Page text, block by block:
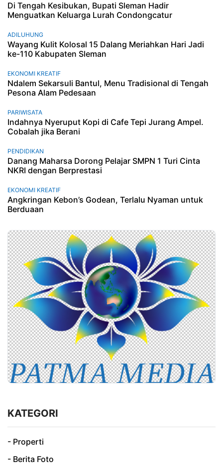
Di Tengah Kesibukan, Bupati Sleman Hadir
Menguatkan Keluarga Lurah Condongcatur
ADILUHUNG
Wayang Kulit Kolosal 15 Dalang Meriahkan Hari Jadi
ke-110 Kabupaten Sleman
EKONOMI KREATIF
Ndalem Sekarsuli Bantul, Menu Tradisional di Tengah
Pesona Alam Pedesaan
PARIWISATA
Indahnya Nyeruput Kopi di Cafe Tepi Jurang Ampel.
Cobalah jika Berani
PENDIDIKAN
Danang Maharsa Dorong Pelajar SMPN 1 Turi Cinta
NKRI dengan Berprestasi
EKONOMI KREATIF
Angkringan Kebon’s Godean, Terlalu Nyaman untuk
Berduaan
KATEGORI
- Properti
- Berita Foto